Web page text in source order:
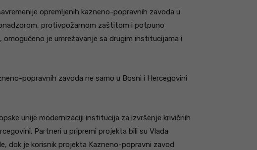
opremljenih kazneno-popravnih zavoda u
protivpožarnom zaštitom i potpuno
je umrežavanje sa drugim institucijama i
popravnih zavoda ne samo u Bosni i Hercegovini
unije modernizaciji institucija za izvršenje krivičnih
Partneri u pripremi projekta bili su Vlada
dok je korisnik projekta Kazneno-popravni zavod